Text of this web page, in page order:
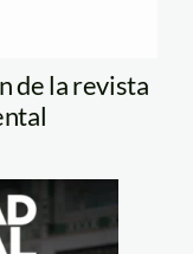
de la revista